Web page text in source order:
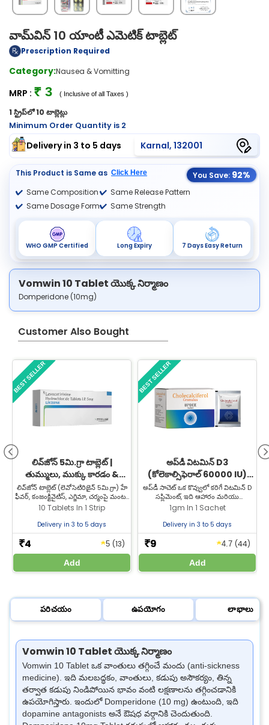
వామ్‌విన్ 10 యాంటీ ఎమెటిక్ టాబ్లెట్
Prescription Required
Category:Nausea & Vomitting
MRP : ₹ 3 ( Inclusive of all Taxes )
1 స్ట్రిప్‌లో 10 టాబ్లెట్లు
Minimum Order Quantity is 2
Delivery in 3 to 5 days Karnal, 132001
This Product is Same as Click Here You Save: 92%
Same Composition
Same Dosage Form
Same Release Pattern
Same Strength
WHO GMP Certified Long Expiry 7 Days Easy Return
Vomwin 10 Tablet యొక్క నిర్మాణం
Domperidone (10mg)
Customer Also Bought
లివ్‌జోన్ 5మి.గ్రా టాబ్లెట్ |
తుమ్ములు, ముక్కు కారడం &
దురదకు యాంటీ అలర్జీ ఉపశమనం
లివ్‌జోన్ టాబ్లెట్ (లెవోసెటిరిజైన్ 5మి.గ్రా) హే
ఫీవర్, కంజంక్టివైటిస్, ఎగ్జిమా, చర్మంపై మంట/
దద్దుర్లు (హైవ్స్), పురుగు కాటు ప్రతిచర్యలను
చికిత్స చేస్తుంది. జీల్యాబ్ ఫార్మసీ నుండి
లివ్‌జోన్ టాబ్లెట్ కొనండి.
10 Tablets In 1 Strip
Delivery in 3 to 5 days
₹4 ★5 (13)
Add
BEST SELLER
అప్‌డీ విటమిన్ D3
(కోలెకాల్సిఫెరాల్ 60000 IU)
సాచెట్ | ఎముకలు & కీళ్ల ఆరోగ్యానికి
అప్‌డీ సాచెట్ ఒక కొవ్వులో కరిగే విటమిన్ D
సప్లిమెంట్, ఇది ఆహారం మరియు
సప్లిమెంట్లలో ఉండే కాల్షియం మరియు
ఫాస్ఫరస్‌ను శరీరం శోషించుకునేందుకు
సహాయపడుతుంది. కొనుగోలు చేయడానికి
1gm In 1 Sachet
Delivery in 3 to 5 days
₹9 ★4.7 (44)
Add
BEST SELLER
పరిచయం ఉపయోగం లాభాలు
Vomwin 10 Tablet యొక్క నిర్మాణం
Vomwin 10 Tablet ఒక వాంతులు తగ్గించే మందు (anti-sickness
medicine). ఇది మలబద్ధకం, వాంతులు, కడుపు అసౌకర్యం, తిన్న
తర్వాత కడుపు నిండిపోయిన భావం వంటి లక్షణాలను తగ్గించడానికి
ఉపయోగిస్తారు. ఇందులో Domperidone (10 mg) ఉంటుంది, ఇది
dopamine antagonists అనే ఔషధ వర్గానికి చెందుతుంది.